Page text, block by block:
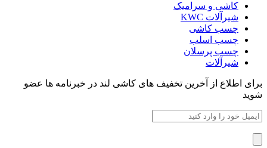
کاشی و سرامیک
شیرآلات KWC
چسب کاشی
چسب اسلب
چسب پرسلان
شیرآلات
برای اطلاع از آخرین تخفیف های کاشی لند در خبرنامه ها عضو
شوید